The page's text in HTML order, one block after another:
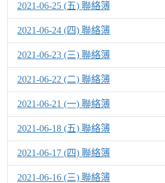
2021-06-25 (五) 聯絡簿
2021-06-24 (四) 聯絡簿
2021-06-23 (三) 聯絡簿
2021-06-22 (二) 聯絡簿
2021-06-21 (一) 聯絡簿
2021-06-18 (五) 聯絡簿
2021-06-17 (四) 聯絡簿
2021-06-16 (三) 聯絡簿